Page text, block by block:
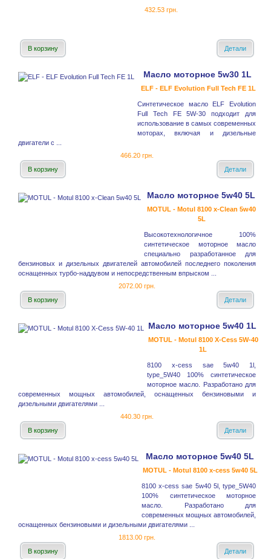
432.53 грн.
В корзину Детали
Масло моторное 5w30 1L
ELF - ELF Evolution Full Tech FE 1L
Синтетическое масло ELF Evolution
Full Tech FE 5W-30 подходит для
использование в самых современных
моторах, включая и дизельные
двигатели с ...
466.20 грн.
В корзину
Детали
Масло моторное 5w40 5L
MOTUL - Motul 8100 x-Clean 5w40
5L
Высокотехнологичное 100%
синтетическое моторное масло
специально разработанное для
бензиновых и дизельных двигателей автомобилей последнего поколения
оснащенных турбо-наддувом и непосредственным впрыском ...
2072.00 грн.
В корзину
Детали
Масло моторное 5w40 1L
MOTUL - Motul 8100 X-Cess 5W-40
1L
8100 x-cess sae 5w40 1l,
type_5W40 100% синтетическое
моторное масло. Разработано для
современных мощных автомобилей, оснащенных бензиновыми и
дизельными двигателями ...
440.30 грн.
В корзину
Детали
Масло моторное 5w40 5L
MOTUL - Motul 8100 x-cess 5w40 5L
8100 x-cess sae 5w40 5l, type_5W40
100% синтетическое моторное
масло. Разработано для
современных мощных автомобилей,
оснащенных бензиновыми и дизельными двигателями ...
1813.00 грн.
В корзину
Детали